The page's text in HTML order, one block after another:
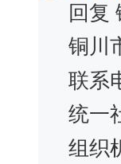
回复
铜川
联系
统一
组织